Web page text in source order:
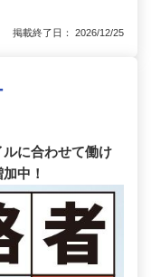
掲載終了日： 2026/12/25
ルに合わせて働け
中！